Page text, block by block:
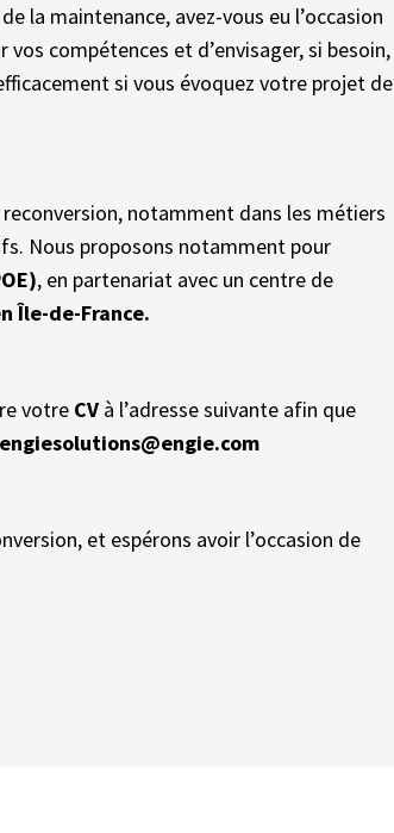
la maintenance, avez-vous eu l’occasion
compétences et d’envisager, si besoin,
si vous évoquez votre projet de
notamment dans les métiers
Nous proposons notamment pour
, en partenariat avec un centre de
Île-de-France.
votre CV à l’adresse suivante afin que
et espérons avoir l’occasion de